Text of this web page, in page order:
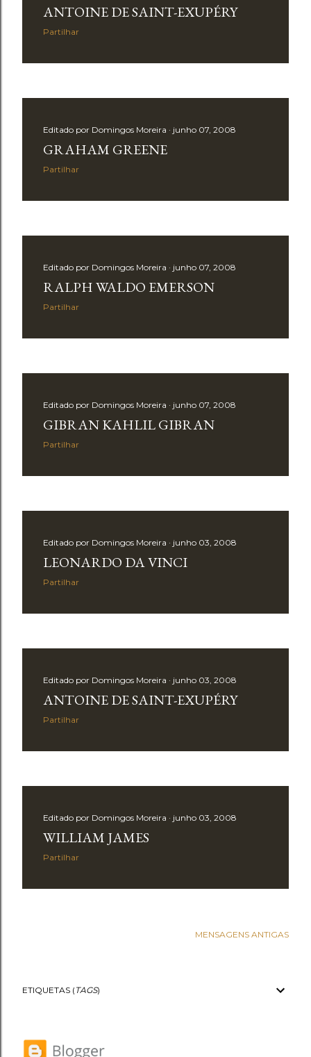
ANTOINE DE SAINT-EXUPÉRY
Partilhar
Editado por Domingos Moreira junho 07, 2008
GRAHAM GREENE
Partilhar
Editado por Domingos Moreira junho 07, 2008
RALPH WALDO EMERSON
Partilhar
Editado por Domingos Moreira junho 07, 2008
GIBRAN KAHLIL GIBRAN
Partilhar
Editado por Domingos Moreira junho 03, 2008
LEONARDO DA VINCI
Partilhar
Editado por Domingos Moreira junho 03, 2008
ANTOINE DE SAINT-EXUPÉRY
Partilhar
Editado por Domingos Moreira junho 03, 2008
WILLIAM JAMES
Partilhar
MENSAGENS ANTIGAS
ETIQUETAS ( TAGS)